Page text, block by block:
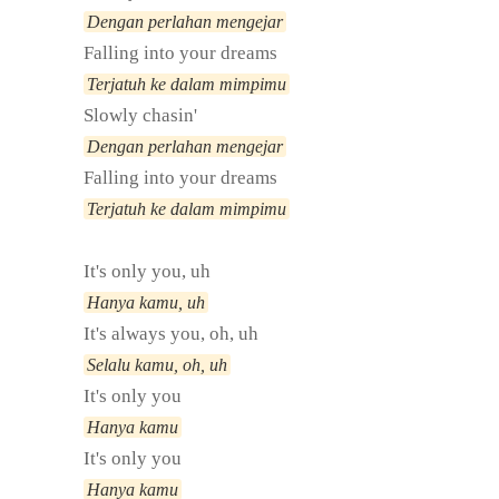
Dengan perlahan mengejar
Falling into your dreams
Terjatuh ke dalam mimpimu
Slowly chasin'
Dengan perlahan mengejar
Falling into your dreams
Terjatuh ke dalam mimpimu
It's only you, uh
Hanya kamu, uh
It's always you, oh, uh
Selalu kamu, oh, uh
It's only you
Hanya kamu
It's only you
Hanya kamu